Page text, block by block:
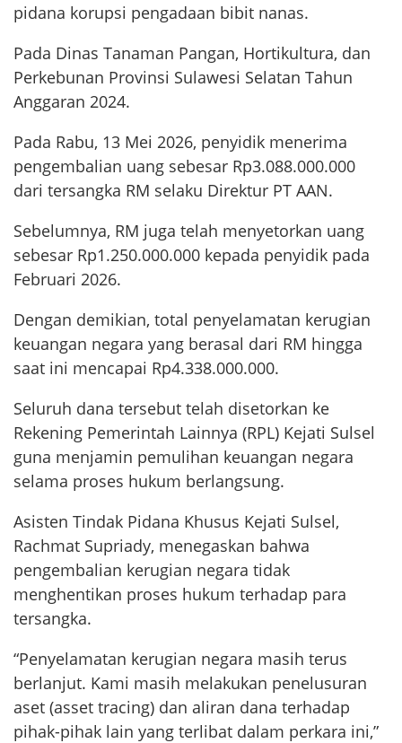
pidana korupsi pengadaan bibit nanas.
Pada Dinas Tanaman Pangan, Hortikultura, dan
Perkebunan Provinsi Sulawesi Selatan Tahun
Anggaran 2024.
Pada Rabu, 13 Mei 2026, penyidik menerima
pengembalian uang sebesar Rp3.088.000.000
dari tersangka RM selaku Direktur PT AAN.
Sebelumnya, RM juga telah menyetorkan uang
sebesar Rp1.250.000.000 kepada penyidik pada
Februari 2026.
Dengan demikian, total penyelamatan kerugian
keuangan negara yang berasal dari RM hingga
saat ini mencapai Rp4.338.000.000.
Seluruh dana tersebut telah disetorkan ke
Rekening Pemerintah Lainnya (RPL) Kejati Sulsel
guna menjamin pemulihan keuangan negara
selama proses hukum berlangsung.
Asisten Tindak Pidana Khusus Kejati Sulsel,
Rachmat Supriady, menegaskan bahwa
pengembalian kerugian negara tidak
menghentikan proses hukum terhadap para
tersangka.
“Penyelamatan kerugian negara masih terus
berlanjut. Kami masih melakukan penelusuran
aset (asset tracing) dan aliran dana terhadap
pihak-pihak lain yang terlibat dalam perkara ini,”